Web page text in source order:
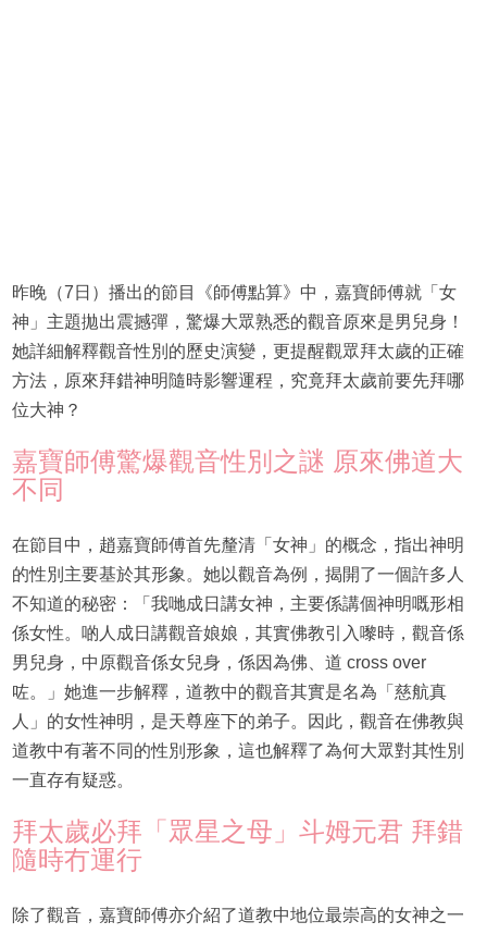
昨晚（7日）播出的節目《師傅點算》中，嘉寶師傅就「女
神」主題拋出震撼彈，驚爆大眾熟悉的觀音原來是男兒身！
她詳細解釋觀音性別的歷史演變，更提醒觀眾拜太歲的正確
方法，原來拜錯神明隨時影響運程，究竟拜太歲前要先拜哪
位大神？
嘉寶師傅驚爆觀音性別之謎 原來佛道大
不同
在節目中，趙嘉寶師傅首先釐清「女神」的概念，指出神明
的性別主要基於其形象。她以觀音為例，揭開了一個許多人
不知道的秘密：「我哋成日講女神，主要係講個神明嘅形相
係女性。啲人成日講觀音娘娘，其實佛教引入嚟時，觀音係
男兒身，中原觀音係女兒身，係因為佛、道 cross over
咗。」她進一步解釋，道教中的觀音其實是名為「慈航真
人」的女性神明，是天尊座下的弟子。因此，觀音在佛教與
道教中有著不同的性別形象，這也解釋了為何大眾對其性別
一直存有疑惑。
拜太歲必拜「眾星之母」斗姆元君 拜錯
隨時冇運行
除了觀音，嘉寶師傅亦介紹了道教中地位最崇高的女神之一